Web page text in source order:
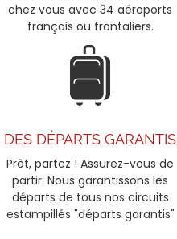
chez vous avec 34 aéroports
français ou frontaliers.
DES DÉPARTS GARANTIS
Prêt, partez ! Assurez-vous de
partir. Nous garantissons les
départs de tous nos circuits
estampillés "départs garantis"